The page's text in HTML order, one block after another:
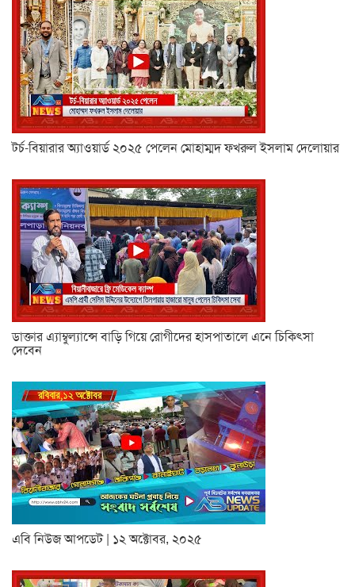
টর্চ-বিয়ারার অ্যাওয়ার্ড ২০২৫ পেলেন মোহাম্মদ ফখরুল ইসলাম দেলোয়ার
ডাক্তার এ্যাম্বুল্যান্সে বাড়ি গিয়ে রোগীদের হাসপাতালে এনে চিকিৎসা
দেবেন
এবি নিউজ আপডেট | ১২ অক্টোবর, ২০২৫